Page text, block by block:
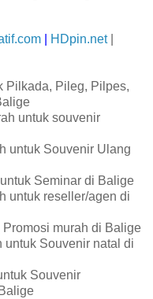
HDpin.net|
Pilkada, Pileg, Pilpes,
untuk souvenir
untuk Souvenir Ulang
Seminar di Balige
untuk reseller/agen di
murah di Balige
untuk Souvenir natal di
Souvenir